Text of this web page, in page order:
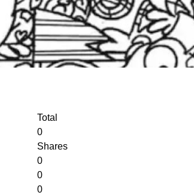
Total
0
Shares
0
0
0